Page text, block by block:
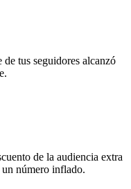
tus seguidores alcanzó
de la audiencia extra
número inflado.